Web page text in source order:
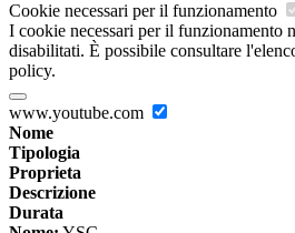
Cookie necessari per il funzionamento
I cookie necessari per il funzionamento
disabilitati. È possibile consultare
policy.
www.youtube.com
Nome
Tipologia
Proprieta
Descrizione
Durata